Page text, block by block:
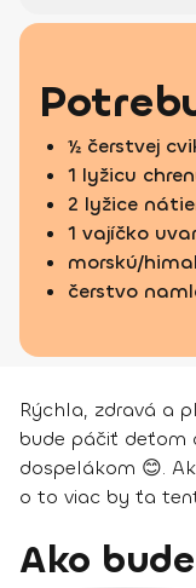
½ čerstvej
1 lyžicu
2 lyžice
1 vajíčko
morskú/
čerstvo
Rýchla, zdravá a
bude páčiť deťom
dospelákom 😊.
o to viac by ťa
Ako